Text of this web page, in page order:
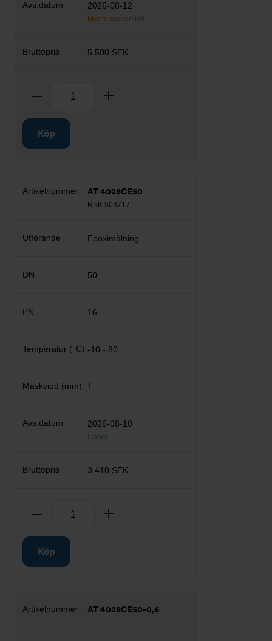
2026-08-12
Monteringsartikel
5 500 SEK
Ta bort
Köp
AT 4028CE50
RSK 5037171
Epoximålning
50
16
-10 - 80
1
2026-08-10
I lager
3 410 SEK
Ta bort
Köp
AT 4028CE50-0,6